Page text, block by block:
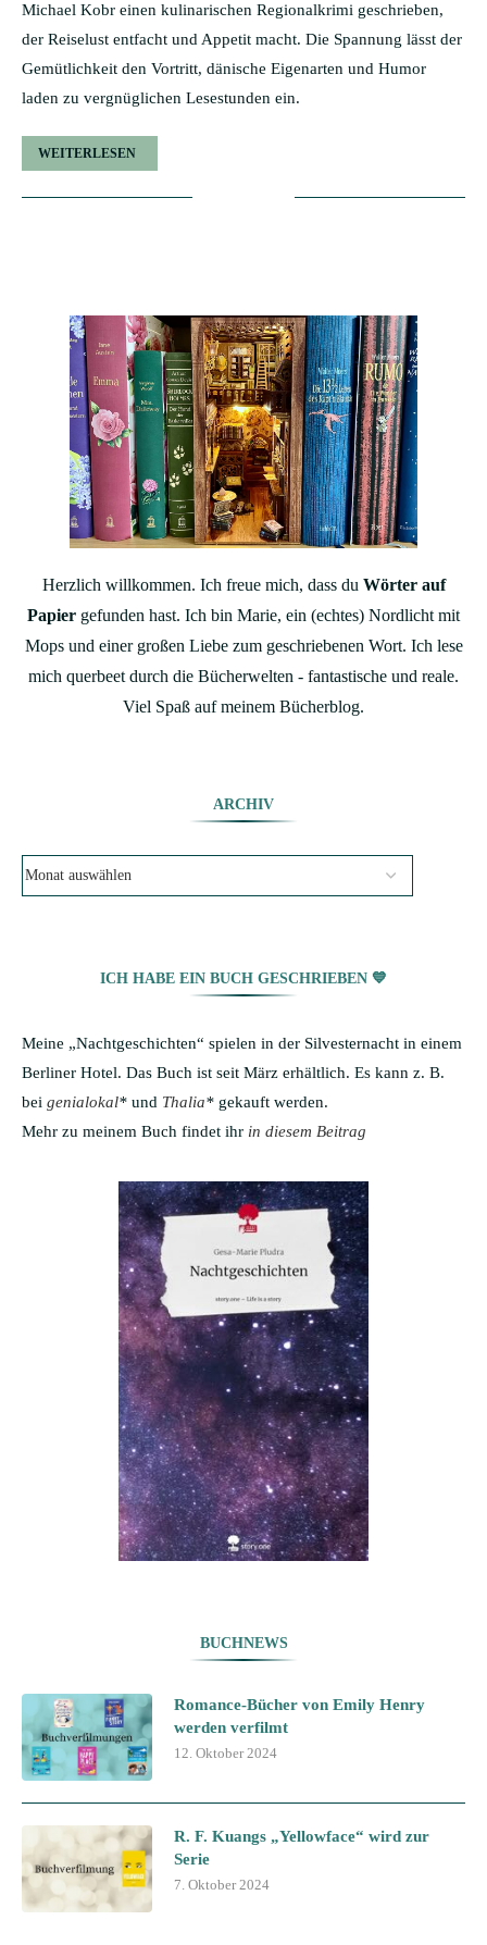
Michael Kobr einen kulinarischen Regionalkrimi geschrieben,
der Reiselust entfacht und Appetit macht. Die Spannung lässt der
Gemütlichkeit den Vortritt, dänische Eigenarten und Humor
laden zu vergnüglichen Lesestunden ein.
WEITERLESEN
Herzlich willkommen. Ich freue mich, dass du Wörter auf
Papier gefunden hast. Ich bin Marie, ein (echtes) Nordlicht mit
Mops und einer großen Liebe zum geschriebenen Wort. Ich lese
mich querbeet durch die Bücherwelten - fantastische und reale.
Viel Spaß auf meinem Bücherblog.
ARCHIV
ICH HABE EIN BUCH GESCHRIEBEN 💙
Meine „Nachtgeschichten“ spielen in der Silvesternacht in einem
Berliner Hotel. Das Buch ist seit März erhältlich. Es kann z. B.
bei genialokal* und Thalia* gekauft werden.
Mehr zu meinem Buch findet ihr in diesem Beitrag
BUCHNEWS
Romance-Bücher von Emily Henry
werden verfilmt
12. Oktober 2024
R. F. Kuangs „Yellowface“ wird zur
Serie
7. Oktober 2024